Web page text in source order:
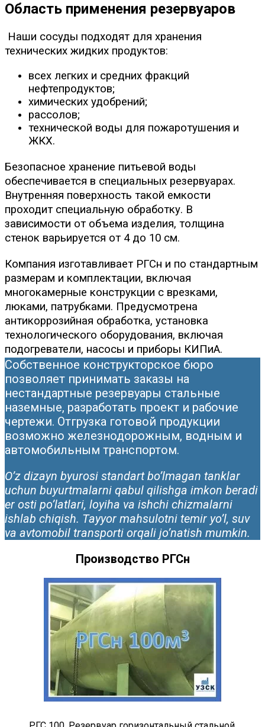
Область применения резервуаров
Наши сосуды подходят для хранения
технических жидких продуктов:
всех легких и средних фракций
нефтепродуктов;
химических удобрений;
рассолов;
технической воды для пожаротушения и
ЖКХ.
Безопасное хранение питьевой воды
обеспечивается в специальных резервуарах.
Внутренняя поверхность такой емкости
проходит специальную обработку. В
зависимости от объема изделия, толщина
стенок варьируется от 4 до 10 см.
Компания изготавливает РГСн и по стандартным
размерам и комплектации, включая
многокамерные конструкции с врезками,
люками, патрубками. Предусмотрена
антикоррозийная обработка, установка
технологического оборудования, включая
подогреватели, насосы и приборы КИПиА.
Собственное конструкторское бюро
позволяет принимать заказы на
нестандартные резервуары стальные
наземные, разработать проект и рабочие
чертежи. Отгрузка готовой продукции
возможно железнодорожным, водным и
автомобильным транспортом.
O’z dizayn byurosi standart bo’lmagan tanklar
uchun buyurtmalarni qabul qilishga imkon beradi
er osti po’latlari, loyiha va ishchi chizmalarni
ishlab chiqish. Tayyor mahsulotni temir yo’l, suv
va avtomobil transporti orqali jo’natish mumkin.
Производство РГСн